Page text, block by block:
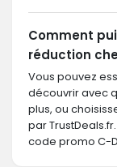
Comment
réduction
Vous pouvez
découvrir avec
plus, ou
par
code promo C-